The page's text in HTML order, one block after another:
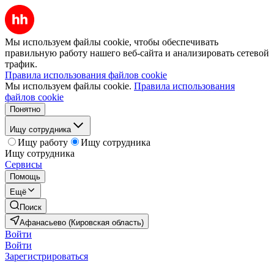
Мы используем файлы cookie, чтобы обеспечивать
правильную работу нашего веб-сайта и анализировать сетевой
трафик.
Правила использования файлов cookie
Мы используем файлы cookie. Правила использования
файлов cookie
Понятно
Ищу сотрудника
Ищу работу
Ищу сотрудника
Ищу сотрудника
Сервисы
Помощь
Ещё
Поиск
Афанасьево (Кировская область)
Войти
Войти
Зарегистрироваться